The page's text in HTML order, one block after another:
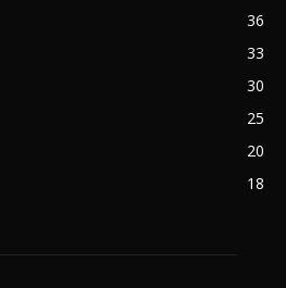
36
33
30
25
20
18